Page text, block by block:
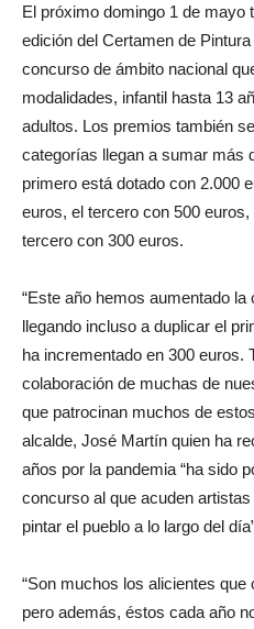
El próximo domingo 1 de mayo
edición del Certamen de
concurso de ámbito nacional
modalidades, infantil hasta 13
adultos. Los premios también
categorías llegan a sumar más
primero está dotado con 2.000
euros, el tercero con 500
tercero con 300 euros.
“Este año hemos aumentado
llegando incluso a duplicar el
ha incrementado en 300 euros.
colaboración de muchas de
que patrocinan muchos de
alcalde, José Martín quien ha
años por la pandemia “ha sido
concurso al que acuden
pintar el pueblo a lo largo del
“Son muchos los alicientes
pero además, éstos cada año